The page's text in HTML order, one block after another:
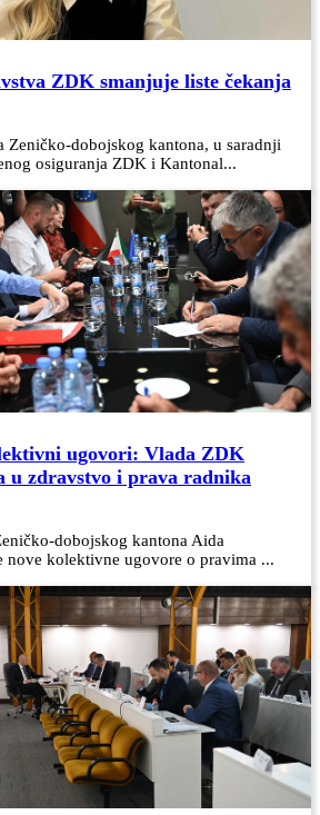
ZDK smanjuje liste čekanja
Zeničko-dobojskog kantona, u saradnji
osiguranja ZDK i Kantonal...
ugovori: Vlada ZDK
u zdravstvo i prava radnika
dobojskog kantona Aida
nove kolektivne ugovore o pravima ...